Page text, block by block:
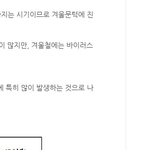
는 시기이므로 겨울문턱에 진
많지만, 겨울철에는 바이러스
특히 많이 발생하는 것으로 나